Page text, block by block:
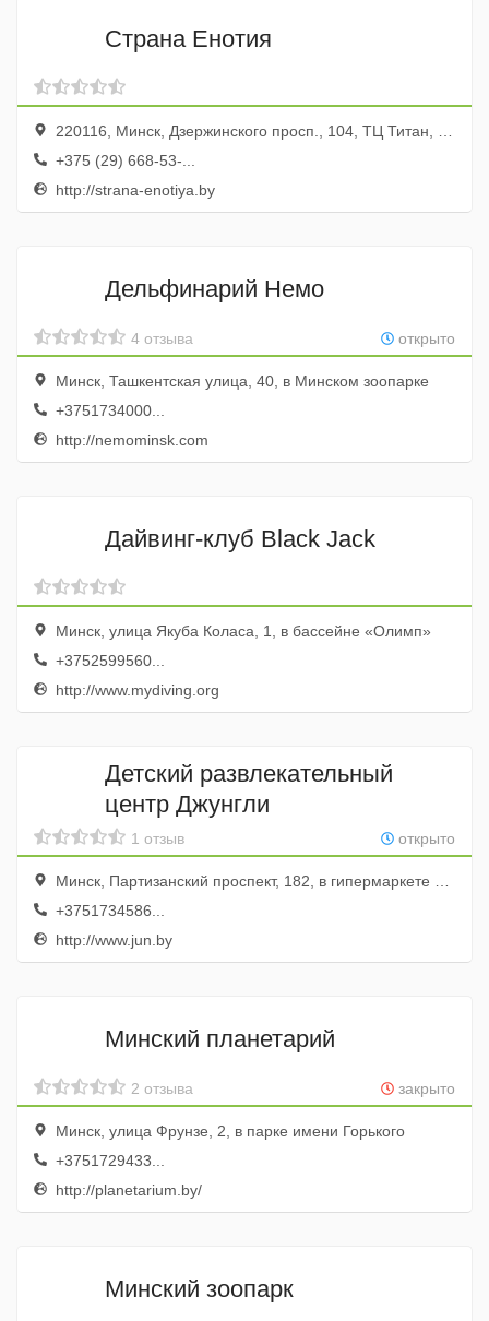
Страна Енотия
220116, Минск, Дзержинского просп., 104, ТЦ Титан, эт. 3
+375 (29) 668-53-...
http://strana-enotiya.by
Дельфинарий Немо
открыто
4 отзыва
Минск, Ташкентская улица, 40, в Минском зоопарке
+3751734000...
http://nemominsk.com
Дайвинг-клуб Black Jack
Минск, улица Якуба Коласа, 1, в бассейне «Олимп»
+3752599560...
http://www.mydiving.org
Детский развлекательный
центр Джунгли
открыто
1 отзыв
Минск, Партизанский проспект, 182, в гипермаркете «ProStore», 2-й этаж
+3751734586...
http://www.jun.by
Минский планетарий
закрыто
2 отзыва
Минск, улица Фрунзе, 2, в парке имени Горького
+3751729433...
http://planetarium.by/
Минский зоопарк